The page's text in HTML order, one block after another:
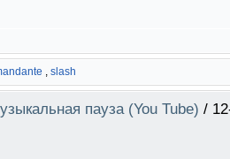
, slash
пауза (You Tube) /